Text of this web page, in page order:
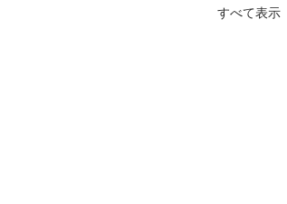
すべて表示